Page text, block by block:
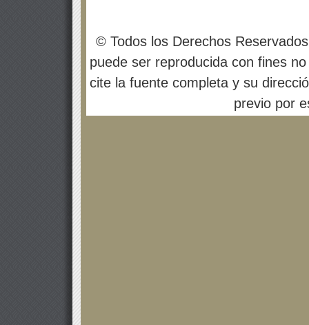
© Todos los Derechos
puede ser reproducida con fines
cite la fuente completa y su
previo por